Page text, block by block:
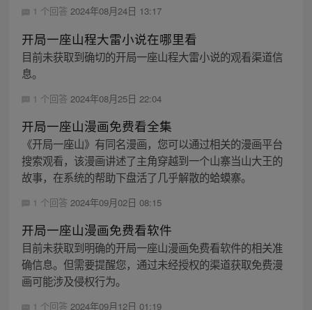
1 个回答 2024年08月24日 13:17
开局一座山程大雷小说在哪里看
目前未获取到确切的开局一座山程大雷小说的观看渠道信
息。
1 个回答 2024年08月25日 22:04
开局一座山漫画免费看全集
《开局一座山》有同名漫画，您可以通过相关的漫画平台
搜索观看，该漫画讲述了主角穿越到一个山寨当山大王的
故事，在系统的帮助下盘活了几乎解散的蛤蟆寨。
1 个回答 2024年09月02日 08:15
开局一座山漫画免费看软件
目前未获取到明确的开局一座山漫画免费看软件的相关准
确信息。但需要提醒您，通过未经授权的渠道获取免费漫
画可能涉及侵权行为。
1 个回答 2024年09月12日 01:19